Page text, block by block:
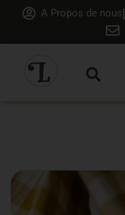
A Propos de nous